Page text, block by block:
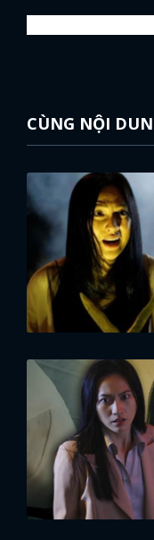
CÙNG NỘI